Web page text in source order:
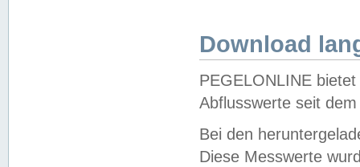
Download
PEGELONLINE
Abflusswerte seit
Bei den
Diese Messwerte